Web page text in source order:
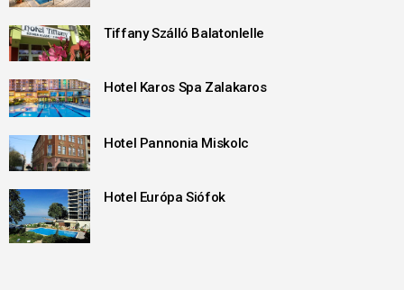
Tiffany Szálló Balatonlelle
Hotel Karos Spa Zalakaros
Hotel Pannonia Miskolc
Hotel Európa Siófok